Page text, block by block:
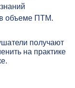
в объеме ПТМ.
получают
на практике